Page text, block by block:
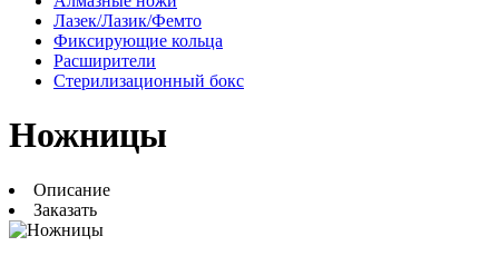
Лазек/Лазик/Фемто
Фиксирующие кольца
Расширители
Стерилизационный бокс
Ножницы
Описание
Заказать